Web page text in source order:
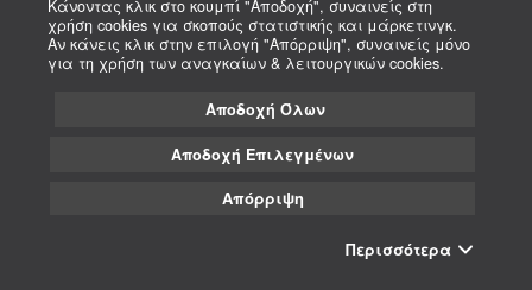
Κάνοντας κλικ στο κουμπί "Αποδοχή", συναινείς στη
χρήση cookies για σκοπούς στατιστικής και μάρκετινγκ.
Αν κάνεις κλικ στην επιλογή "Απόρριψη", συναινείς μόνο
για τη χρήση των αναγκαίων & λειτουργικών cookies.
Αποδοχή Όλων
Αποδοχή Επιλεγμένων
Απόρριψη
Περισσότερα